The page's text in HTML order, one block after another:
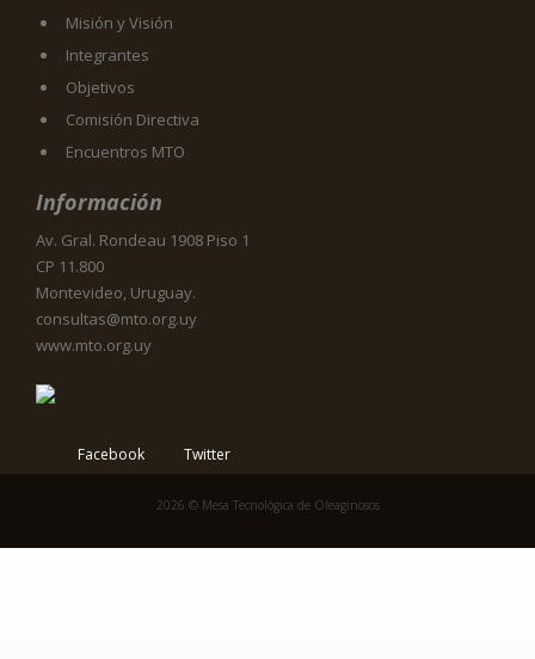
Misión y Visión
Integrantes
Objetivos
Comisión Directiva
Encuentros MTO
Información
Av. Gral. Rondeau 1908 Piso 1
CP 11.800
Montevideo, Uruguay.
consultas@mto.org.uy
www.mto.org.uy
Facebook Twitter
2026 © Mesa Tecnológica de Oleaginosos